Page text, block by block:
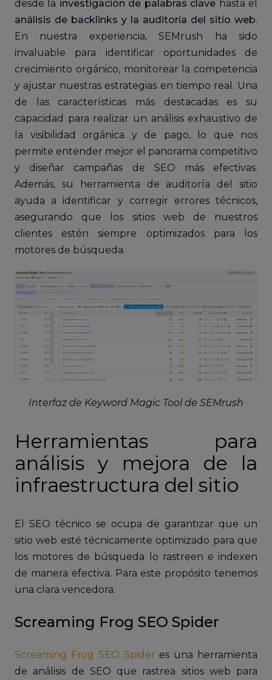
desde la investigación de palabras clave hasta el
análisis de backlinks y la auditoría del sitio web.
En nuestra experiencia, SEMrush ha sido
invaluable para identificar oportunidades de
crecimiento orgánico, monitorear la competencia
y ajustar nuestras estrategias en tiempo real. Una
de las características más destacadas es su
capacidad para realizar un análisis exhaustivo de
la visibilidad orgánica y de pago, lo que nos
permite entender mejor el panorama competitivo
y diseñar campañas de SEO más efectivas.
Además, su herramienta de auditoría del sitio
ayuda a identificar y corregir errores técnicos,
asegurando que los sitios web de nuestros
clientes estén siempre optimizados para los
motores de búsqueda.
Interfaz de Keyword Magic Tool de SEMrush
Herramientas para
análisis y mejora de la
infraestructura del sitio
El SEO técnico se ocupa de garantizar que un
sitio web esté técnicamente optimizado para que
los motores de búsqueda lo rastreen e indexen
de manera efectiva. Para este propósito tenemos
una clara vencedora.
Screaming Frog SEO Spider
Screaming Frog SEO Spider es una herramienta
de análisis de SEO que rastrea sitios web para